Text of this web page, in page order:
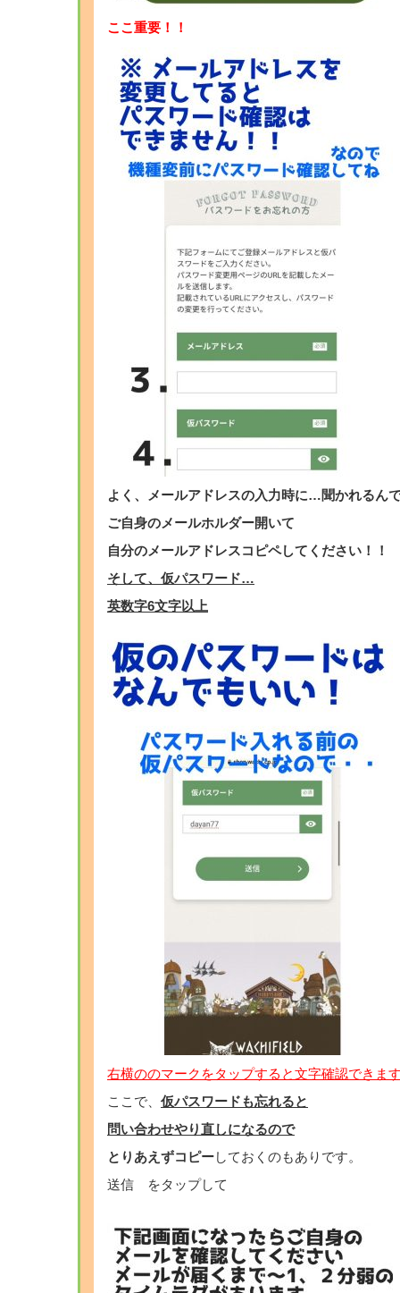
ここ重要！！
よく、メールアドレスの入力時に…聞かれるん
ご自身のメールホルダー開いて
自分のメールアドレスコピペしてください！！
そして、仮パスワード…
英数字6文字以上
右横ののマークをタップすると文字確認できま
ここで、 仮パスワードも忘れると
問い合わせやり直しになるので
とりあえずコピーしておくのもありです。
送信 をタップして